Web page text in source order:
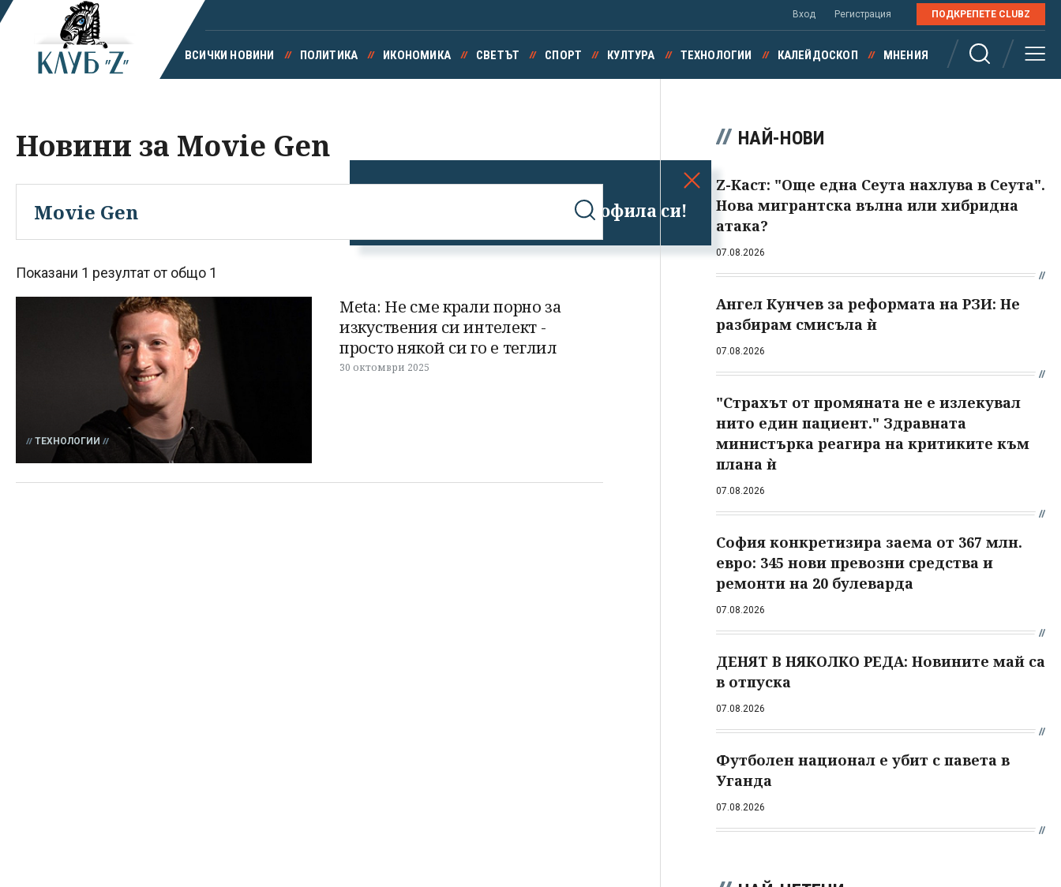
Успешно излязохте от профила си!
Вход Регистрация ПОДКРЕПЕТЕ CLUBZ
ВСИЧКИ НОВИНИ ПОЛИТИКА ИКОНОМИКА СВЕТЪТ СПОРТ КУЛТУРА ТЕХНОЛОГИИ КАЛЕЙДОСКОП МНЕНИЯ
Новини за Movie Gen
Показани 1 резултат от общо 1
ТЕХНОЛОГИИ
Meta: Не сме крали порно за
изкуствения си интелект -
просто някой си го е теглил
30 октомври 2025
НАЙ-НОВИ
Z-Каст: "Още една Сеута нахлува в Сеута".
Нова мигрантска вълна или хибридна
атака?
07.08.2026
Ангел Кунчев за реформата на РЗИ: Не
разбирам смисъла ѝ
07.08.2026
"Страхът от промяната не е излекувал
нито един пациент." Здравната
министърка реагира на критиките към
плана ѝ
07.08.2026
София конкретизира заема от 367 млн.
евро: 345 нови превозни средства и
ремонти на 20 булеварда
07.08.2026
ДЕНЯТ В НЯКОЛКО РЕДА: Новините май са
в отпуска
07.08.2026
Футболен национал е убит с павета в
Уганда
07.08.2026